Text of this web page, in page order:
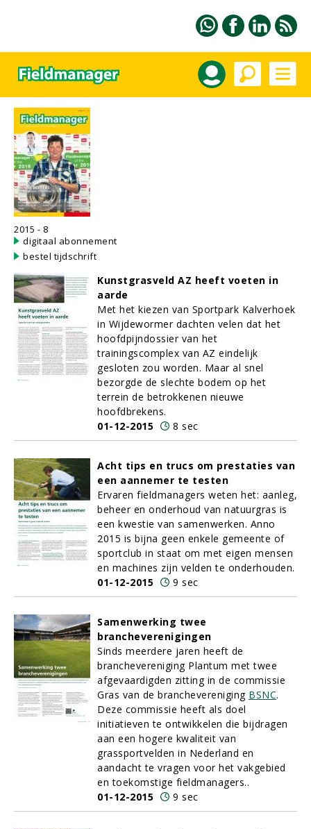
2015 - 8
digitaal abonnement
bestel tijdschrift
Kunstgrasveld AZ heeft voeten in
aarde
Met het kiezen van Sportpark Kalverhoek
in Wijdewormer dachten velen dat het
hoofdpijndossier van het
trainingscomplex van AZ eindelijk
gesloten zou worden. Maar al snel
bezorgde de slechte bodem op het
terrein de betrokkenen nieuwe
hoofdbrekens.
01-12-2015
8 sec
Acht tips en trucs om prestaties van
een aannemer te testen
Ervaren fieldmanagers weten het: aanleg,
beheer en onderhoud van natuurgras is
een kwestie van samenwerken. Anno
2015 is bijna geen enkele gemeente of
sportclub in staat om met eigen mensen
en machines zijn velden te onderhouden.
01-12-2015
9 sec
Samenwerking twee
brancheverenigingen
Sinds meerdere jaren heeft de
branchevereniging Plantum met twee
afgevaardigden zitting in de commissie
Gras van de branchevereniging BSNC.
Deze commissie heeft als doel
initiatieven te ontwikkelen die bijdragen
aan een hogere kwaliteit van
grassportvelden in Nederland en
aandacht te vragen voor het vakgebied
en toekomstige fieldmanagers..
01-12-2015
9 sec